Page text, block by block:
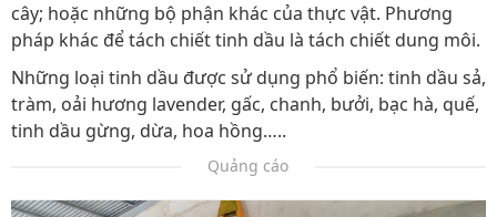
cây; hoặc những bộ phận khác của thực vật. Phương
pháp khác để tách chiết tinh dầu là tách chiết dung môi.
Những loại tinh dầu được sử dụng phổ biến: tinh dầu sả,
tràm, oải hương lavender, gấc, chanh, bưởi, bạc hà, quế,
tinh dầu gừng, dừa, hoa hồng…..
Quảng cáo